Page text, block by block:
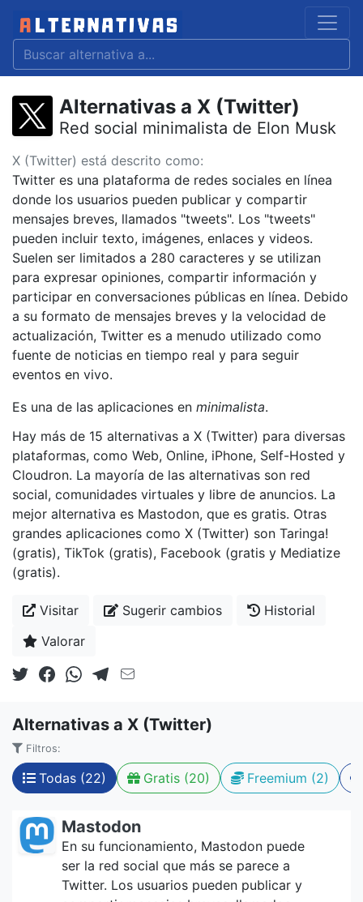
Alternativas a X (Twitter)
Red social minimalista de Elon Musk
X (Twitter) está descrito como:
Twitter es una plataforma de redes sociales en línea
donde los usuarios pueden publicar y compartir
mensajes breves, llamados "tweets". Los "tweets"
pueden incluir texto, imágenes, enlaces y videos.
Suelen ser limitados a 280 caracteres y se utilizan
para expresar opiniones, compartir información y
participar en conversaciones públicas en línea. Debido
a su formato de mensajes breves y la velocidad de
actualización, Twitter es a menudo utilizado como
fuente de noticias en tiempo real y para seguir
eventos en vivo.
Es una de las aplicaciones en minimalista.
Hay más de 15 alternativas a X (Twitter) para diversas
plataformas, como Web, Online, iPhone, Self-Hosted y
Cloudron. La mayoría de las alternativas son red
social, comunidades virtuales y libre de anuncios. La
mejor alternativa es Mastodon, que es gratis. Otras
grandes aplicaciones como X (Twitter) son Taringa!
(gratis), TikTok (gratis), Facebook (gratis y Mediatize
(gratis).
Visitar Sugerir cambios
Historial
Valorar
Alternativas a X (Twitter)
Filtros:
Todas (22) Gratis (20) Freemium (2)
Mastodon
En su funcionamiento, Mastodon puede
ser la red social que más se parece a
Twitter. Los usuarios pueden publicar y